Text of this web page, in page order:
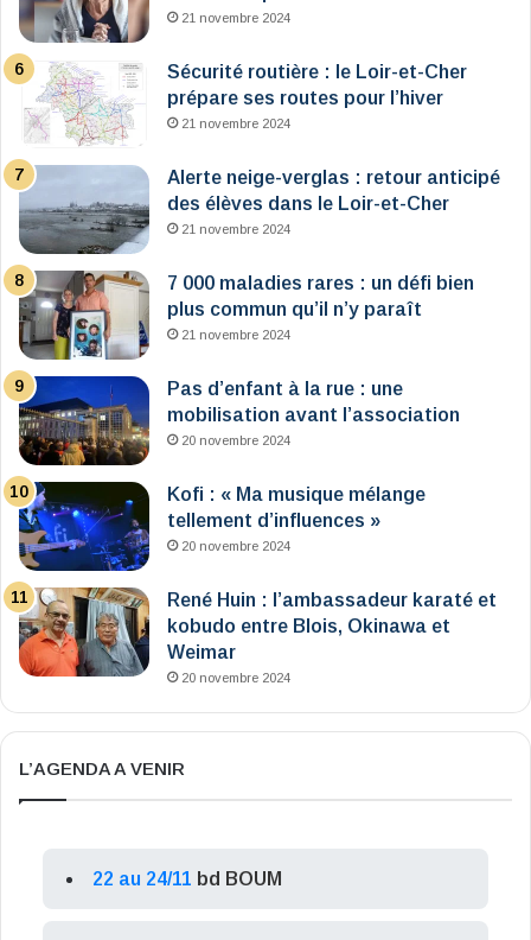
21 novembre 2024
Sécurité routière : le Loir-et-Cher
prépare ses routes pour l’hiver
21 novembre 2024
Alerte neige-verglas : retour anticipé
des élèves dans le Loir-et-Cher
21 novembre 2024
7 000 maladies rares : un défi bien
plus commun qu’il n’y paraît
21 novembre 2024
Pas d’enfant à la rue : une
mobilisation avant l’association
20 novembre 2024
Kofi : « Ma musique mélange
tellement d’influences »
20 novembre 2024
René Huin : l’ambassadeur karaté et
kobudo entre Blois, Okinawa et
Weimar
20 novembre 2024
L’AGENDA A VENIR
22 au 24/11 bd BOUM